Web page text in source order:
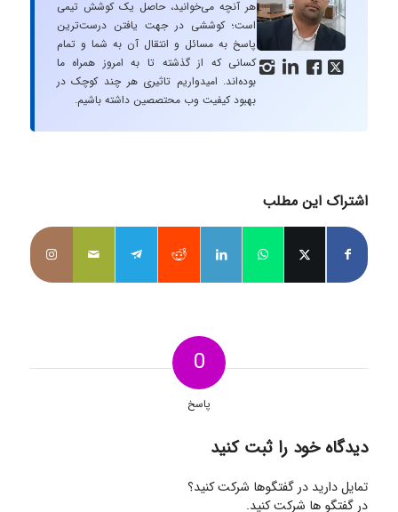
   
هر آنچه می‌خوانید، حاصل یک کوشش تیمی
است؛ کوششی در جهت یافتن درست‌ترین
پاسخ به مسائل و انتقال آن به شما و تمام
کسانی که از گذشته تا به امروز همراه ما
بوده‌اند. امیدواریم تاثیری هر چند کوچک در
بهبود کیفیت وب محتصصین داشته باشیم.
اشتراک این مطلب
0
پاسخ
دیدگاه خود را ثبت کنید
تمایل دارید در گفتگوها شرکت کنید؟
در گفتگو ها شرکت کنید.